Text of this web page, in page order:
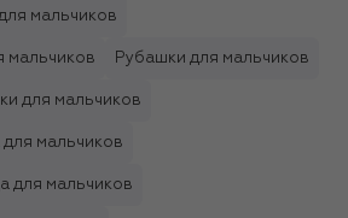
мальчиков
мальчиков Рубашки для мальчиков
для мальчиков
мальчиков
для мальчиков